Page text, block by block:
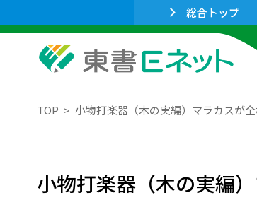
総合トップ
TOP 小物打楽器（木の実編）マラカスが
小物打楽器（木の実編